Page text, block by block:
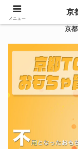
京
メニュー
京